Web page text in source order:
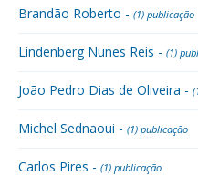
Brandão Roberto - (1) publicação
Lindenberg Nunes Reis - (1)
João Pedro Dias de Oliveira -
Michel Sednaoui - (1) publicação
Carlos Pires - (1) publicação